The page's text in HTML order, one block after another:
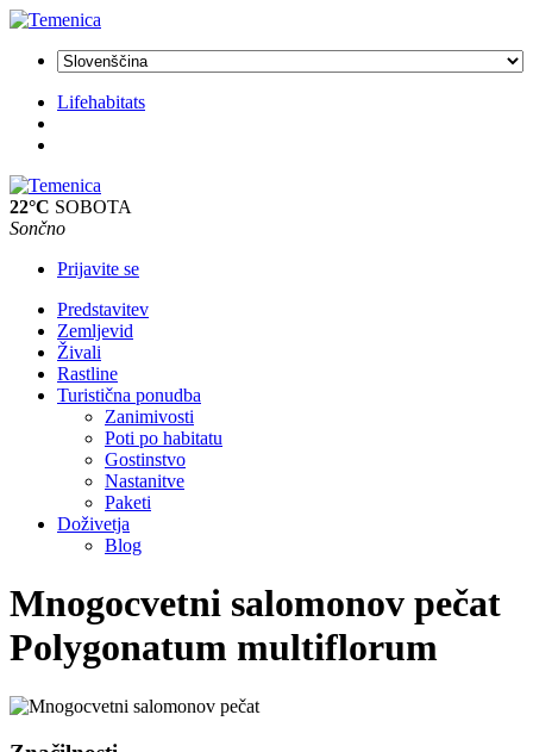
Lifehabitats
22°C SOBOTA
Sončno
Prijavite se
Predstavitev
Zemljevid
Živali
Rastline
Turistična ponudba
Zanimivosti
Poti po habitatu
Gostinstvo
Nastanitve
Paketi
Doživetja
Blog
Mnogocvetni salomonov pečat
Polygonatum multiflorum